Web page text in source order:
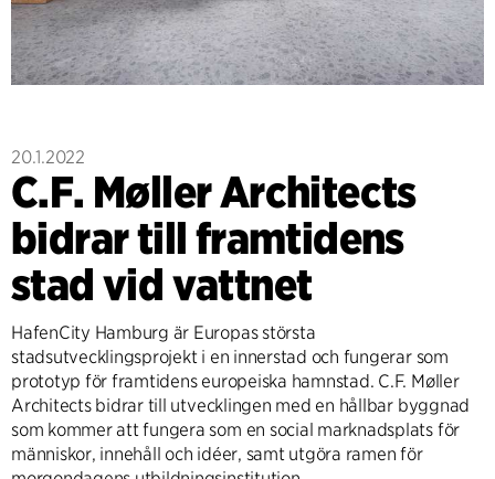
20.1.2022
C.F. Møller Architects
bidrar till framtidens
stad vid vattnet
HafenCity Hamburg är Europas största
stadsutvecklingsprojekt i en innerstad och fungerar som
prototyp för framtidens europeiska hamnstad. C.F. Møller
Architects bidrar till utvecklingen med en hållbar byggnad
som kommer att fungera som en social marknadsplats för
människor, innehåll och idéer, samt utgöra ramen för